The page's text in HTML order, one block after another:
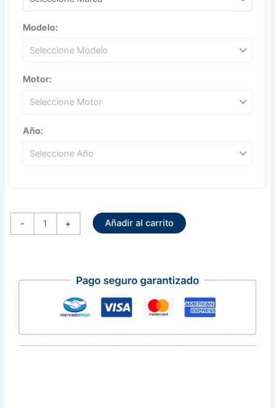
Modelo:
Motor:
Año:
-
Bosch
12
Amperes
+ Añadir al carrito